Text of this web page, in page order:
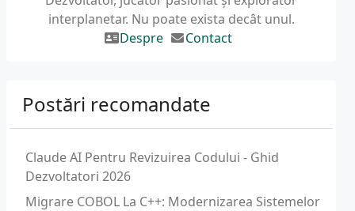
interplanetar. Nu poate exista decât unul.
Despre
Contact
Postări recomandate
Claude AI Pentru Revizuirea Codului - Ghid
Dezvoltatori 2026
Migrare COBOL La C++: Modernizarea Sistemelor